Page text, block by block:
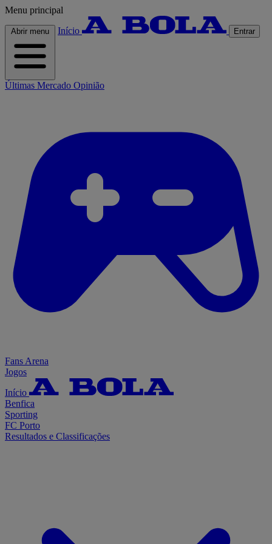
Menu principal
Abrir menu Início Entrar
Últimas Mercado Opinião
Fans Arena
Jogos
Início
Benfica
Sporting
FC Porto
Resultados e Classificações